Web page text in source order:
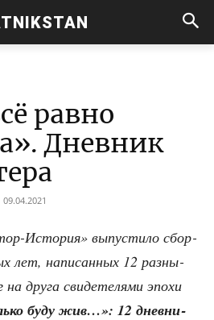
равно
Дневник
09.04.2021
Исто­рия» выпу­сти­ло сбор­
лет, напи­сан­ных 12 раз­ны­
дру­га сви­де­те­ля­ми эпо­хи
буду жив…»: 12 днев­ни­